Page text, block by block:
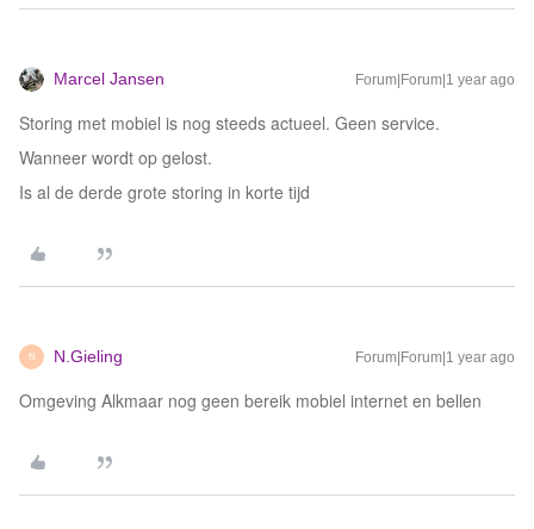
Marcel Jansen Forum|Forum|1 year ago
Storing met mobiel is nog steeds actueel. Geen service.
Wanneer wordt op gelost.
Is al de derde grote storing in korte tijd
N N.Gieling Forum|Forum|1 year ago
Omgeving Alkmaar nog geen bereik mobiel internet en bellen